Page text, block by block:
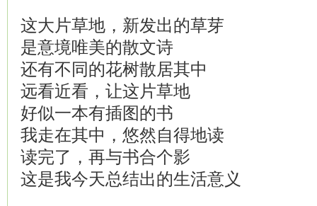
这大片草地，新发出的草芽
是意境唯美的散文诗
还有不同的花树散居其中
远看近看，让这片草地
好似一本有插图的书
我走在其中，悠然自得地读
读完了，再与书合个影
这是我今天总结出的生活意义